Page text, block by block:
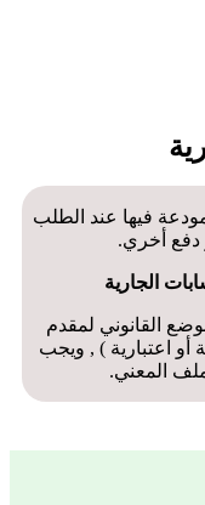
فيها عند الطلب
دفع أخري.
الجارية
القانوني لمقدم
اعتبارية ) , ويجب
المعني.